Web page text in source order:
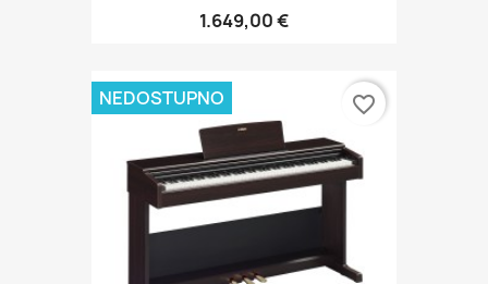
1.649,00 €
NEDOSTUPNO favorite_border